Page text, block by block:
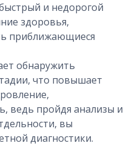
и недорогой
здоровья,
приближающиеся
обнаружить
что повышает
ведь пройдя анализы и
вы
диагностики.